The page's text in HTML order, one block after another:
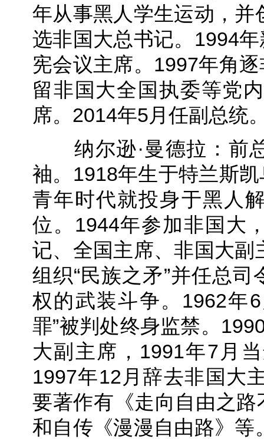
年从事黑人学生运动，
选非国大总书记。1994
宪会议主席。1997年角
留非国大全国执委等党
席。2014年5月任副总统
纳尔逊·曼德拉：前总
袖。1918年生于特兰斯
青年时代就投身于黑人
位。1944年参加非国大
记、全国主席、非国大
组织“民族之矛”并任总
权的武装斗争。1962年
罪”被判处终身监禁。
大副主席，1991年7月
1997年12月辞去非国大
要著作有《走向自由之
和自传《漫漫自由路》